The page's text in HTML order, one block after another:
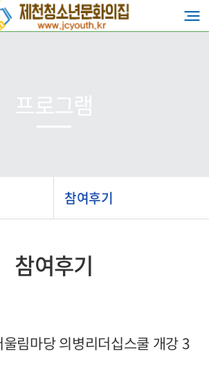
참여후기
참여후기
림마당 의병리더십스쿨 개강 3